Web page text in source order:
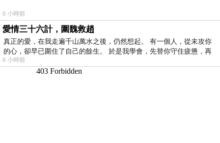
8 小時前
愛情三十六計，圍魏救趙
真正的愛，在我走遍千山萬水之後，仍然想起。 有一個人，從未攻你
的心，卻早已圍住了自己的餘生。 於是我學會，先替你守住疲憊，再
8 小時前